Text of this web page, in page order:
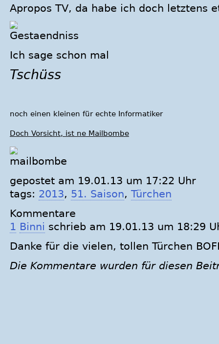
Apropos TV, da habe ich doch letztens
Ich sage schon mal
Tschüss
noch einen kleinen für echte Informatiker
Doch Vorsicht, ist ne Mailbombe
gepostet am 19.01.13 um 17:22 Uhr
tags: 2013, 51. Saison, Türchen
Kommentare
1 Binni schrieb am 19.01.13 um 18:29
Danke für die vielen, tollen Türchen
Die Kommentare wurden für diesen